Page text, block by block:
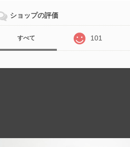
ショップの評価
すべて 101